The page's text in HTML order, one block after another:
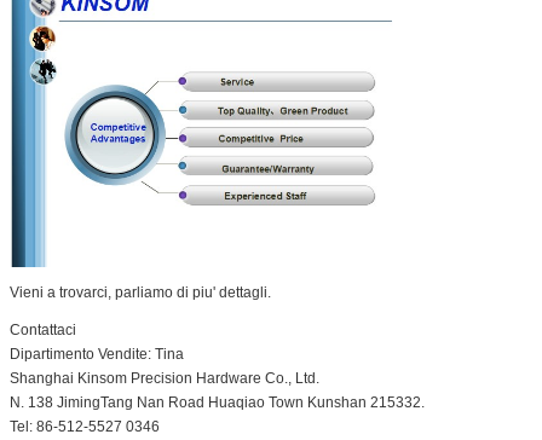
Vieni a trovarci, parliamo di piu' dettagli.
Contattaci
Dipartimento Vendite: Tina
Shanghai Kinsom Precision Hardware Co., Ltd.
N. 138 JimingTang Nan Road Huaqiao Town Kunshan 215332.
Tel: 86-512-5527 0346